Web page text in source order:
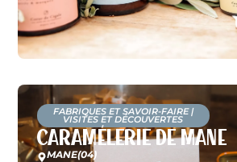
FABRIQUES ET SAVOIR-FAIRE|
VISITES ET DÉCOUVERTES
Caramélerie de Mane
MANE(04)